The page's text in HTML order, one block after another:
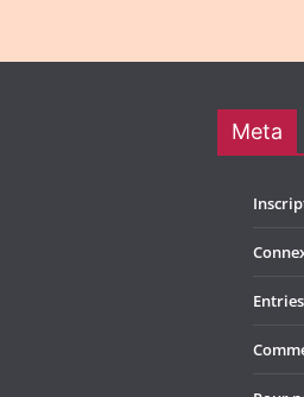
Meta
Entries